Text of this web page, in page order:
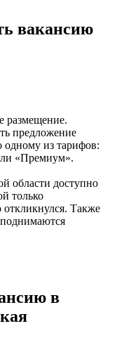
вакансию
размещение.
предложение
одному из тарифов:
«Премиум».
области доступно
только
откликнулся. Также
в